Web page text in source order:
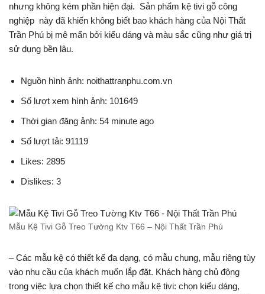
nhưng không kém phần hiện đại. Sản phẩm kệ tivi gỗ công
nghiệp này đã khiến không biết bao khách hàng của Nội Thất
Trần Phú bị mê mẩn bởi kiểu dáng và màu sắc cũng như giá trị
sử dụng bền lâu.
Nguồn hình ảnh: noithattranphu.com.vn
Số lượt xem hình ảnh: 101649
Thời gian đăng ảnh: 54 minute ago
Số lượt tải: 91119
Likes: 2895
Dislikes: 3
Mẫu Kệ Tivi Gỗ Treo Tường Ktv T66 – Nội Thất Trần Phú
– Các mẫu kệ có thiết kế đa dạng, có mẫu chung, mẫu riêng tùy
vào nhu cầu của khách muốn lắp đặt. Khách hàng chủ động
trong việc lựa chọn thiết kế cho mẫu kệ tivi: chọn kiểu dáng,